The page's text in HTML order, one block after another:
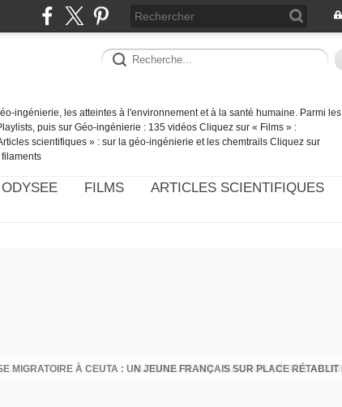
ingénierie, les atteintes à l'environnement et à la santé humaine. Parmi les
puis sur Géo-ingénierie : 135 vidéos Cliquez sur « Films » :
scientifiques » : sur la géo-ingénierie et les chemtrails Cliquez sur
ODYSEE FILMS
ARTICLES SCIENTIFIQUES